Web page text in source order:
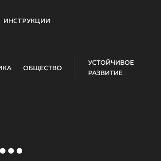
ИНСТРУКЦИИ
ОБЩЕСТВО
УСТОЙЧИВОЕ
РАЗВИТИЕ